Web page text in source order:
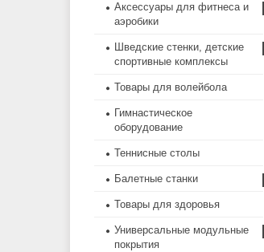
Аксессуары для фитнеса и
аэробики
Шведские стенки, детские
спортивные комплексы
Товары для волейбола
Гимнастическое
оборудование
Теннисные столы
Балетные станки
Товары для здоровья
Универсальные модульные
покрытия